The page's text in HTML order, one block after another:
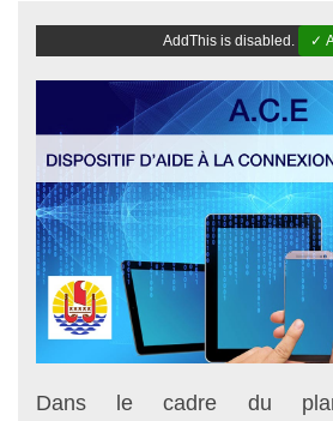
AddThis is disabled. ✓
Dans le cadre du